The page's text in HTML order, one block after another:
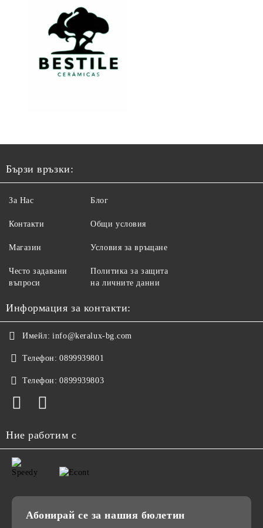
Бързи връзки:
За Нас
Контакти
Магазин
Често задавани
въпроси
Блог
Общи условия
Условия за връщане
Политика за защита
на личните данни
Информация за контакти:
Имейл: info@keralux-bg.com
Телефон: 0899939801
Телефон: 0899939803
Ние работим с
Абонирай се за нашия бюлетин